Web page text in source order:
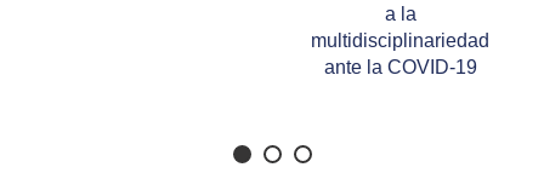
inmediata
convencional